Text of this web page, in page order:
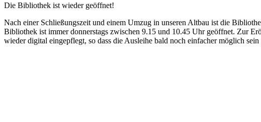
Die Bibliothek ist wieder geöffnet!
Nach einer Schließungszeit und einem Umzug in unseren Altbau ist die
Bibliothek ist immer donnerstags zwischen 9.15 und 10.45 Uhr geöffnet. Zur
wieder digital eingepflegt, so dass die Ausleihe bald noch einfacher möglich